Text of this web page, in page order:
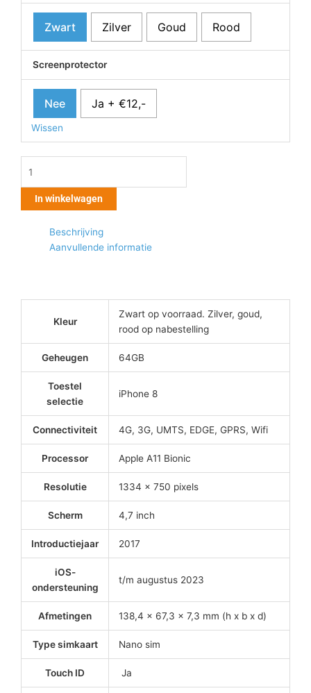
Zwart Zilver Goud Rood
Screenprotector
Nee Ja + €12,-
Wissen
(Refurbished)
aantal
In winkelwagen
Beschrijving
Aanvullende informatie
Kleur
Zwart op voorraad. Zilver, goud,
rood op nabestelling
Geheugen 64GB
Toestel
selectie
iPhone 8
Connectiviteit 4G, 3G, UMTS, EDGE, GPRS, Wifi
Processor Apple A11 Bionic
Resolutie 1334 x 750 pixels
Scherm 4,7 inch
Introductiejaar 2017
iOS-
ondersteuning
t/m augustus 2023
Afmetingen 138,4 x 67,3 x 7,3 mm (h x b x d)
Type simkaart Nano sim
Touch ID Ja